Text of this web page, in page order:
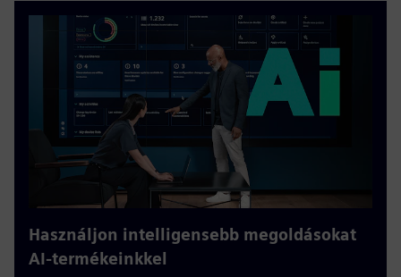
Használjon intelligensebb megoldásokat
AI-termékeinkkel